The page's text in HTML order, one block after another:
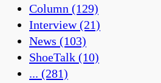
Column (129)
Interview(21)
News (103)
ShoeTalk (10)
... (281)